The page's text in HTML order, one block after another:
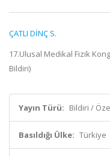
ÇATLI DİNÇ S.
17.Ulusal Medikal Fizik
Bildiri)
Yayın Türü: Bildiri /
Basıldığı Ülke: Türkiye